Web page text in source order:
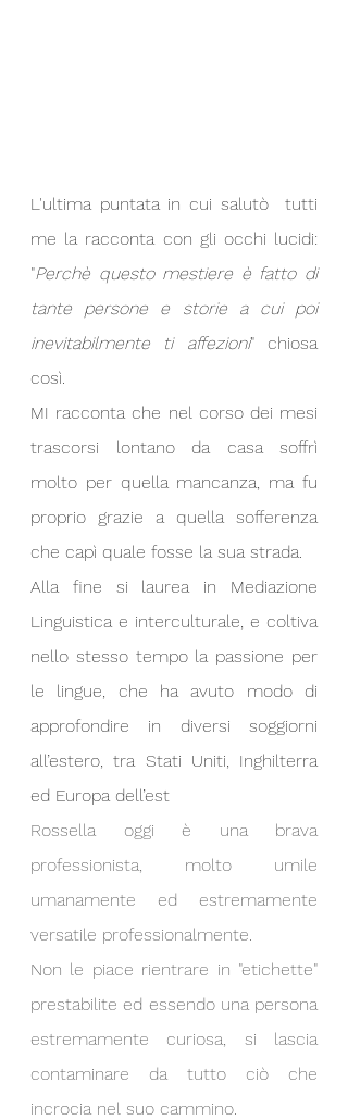
L'ultima puntata in cui salutò  tutti
me la racconta con gli occhi lucidi:
"Perchè questo mestiere è fatto di
tante persone e storie a cui poi
inevitabilmente ti affezioni" chiosa
così.
MI racconta che nel corso dei mesi
trascorsi lontano da casa soffrì
molto per quella mancanza, ma fu
proprio grazie a quella sofferenza
che capì quale fosse la sua strada.
Alla fine si laurea in Mediazione
Linguistica e interculturale, e coltiva
nello stesso tempo la passione per
le lingue, che ha avuto modo di
approfondire in diversi soggiorni
all’estero, tra Stati Uniti, Inghilterra
ed Europa dell’est
Rossella oggi è una brava
professionista, molto umile
umanamente ed estremamente
versatile professionalmente.
Non le piace rientrare in "etichette"
prestabilite ed essendo una persona
estremamente curiosa, si lascia
contaminare da tutto ciò che
incrocia nel suo cammino.